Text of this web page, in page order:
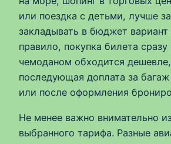
или поездка с детьми, лучше
закладывать в бюджет
правило, покупка билета
чемоданом обходится
последующая доплата за
или после оформления
Не менее важно внимательно
выбранного тарифа. Разные